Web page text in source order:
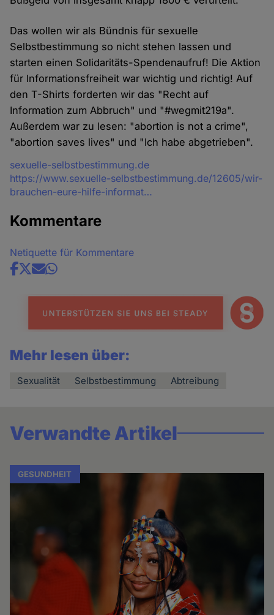
Das wollen wir als Bündnis für sexuelle
Selbstbestimmung so nicht stehen lassen und
starten einen Solidaritäts-Spendenaufruf! Die Aktion
für Informationsfreiheit war wichtig und richtig! Auf
den T-Shirts forderten wir das "Recht auf
Information zum Abbruch" und "#wegmit219a".
Außerdem war zu lesen: "abortion is not a crime",
"abortion saves lives" und "Ich habe abgetrieben".
Quelle
sexuelle-selbstbestimmung.de
https://www.sexuelle-selbstbestimmung.de/12605/wir-
brauchen-eure-hilfe-informat…
Kommentare
Netiquette für Kommentare
Share
news
Mehr lesen über:
Sexualität Selbstbestimmung Abtreibung
Verwandte Artikel
GESUNDHEIT